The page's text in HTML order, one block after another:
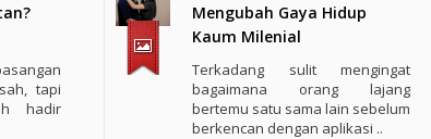
tapi
hadir
Mengubah Gaya Hidup
Kaum Milenial
Terkadang sulit mengingat
bagaimana orang lajang
bertemu satu sama lain sebelum
berkencan dengan aplikasi ..